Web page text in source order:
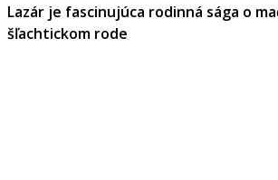
Lazár je fascinujúca rodinná sága o
šľachtickom rode